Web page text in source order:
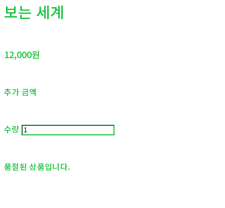
보는 세계
12,000원
추가 금액
수량
품절된 상품입니다.